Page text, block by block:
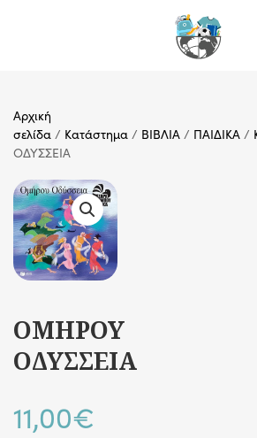
Αρχική
σελίδα / Κατάστημα / ΒΙΒΛΙΑ / ΠΑΙΔΙΚΑ /
ΟΔΥΣΣΕΙΑ
ΟΜΗΡΟΥ
ΟΔΥΣΣΕΙΑ
11,00€